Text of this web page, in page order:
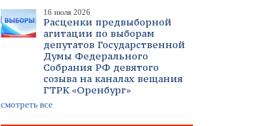
16 июля 2026
Расценки предвыборной
агитации по выборам
депутатов Государственной
Думы Федерального
Собрания РФ девятого
созыва на каналах вещания
ГТРК «Оренбург»
смотреть все